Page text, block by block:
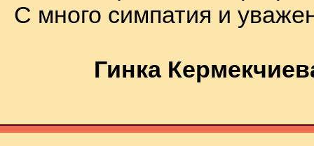
С много симпатия и
Гинка